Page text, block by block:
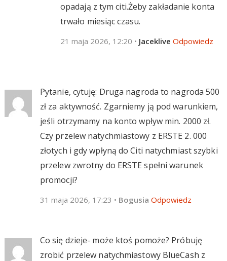
opadają z tym citi.Żeby zakładanie konta
trwało miesiąc czasu.
21 maja 2026, 12:20 • Jaceklive Odpowiedz
Pytanie, cytuję: Druga nagroda to nagroda 500
zł za aktywność. Zgarniemy ją pod warunkiem,
jeśli otrzymamy na konto wpływ min. 2000 zł.
Czy przelew natychmiastowy z ERSTE 2. 000
złotych i gdy wpłyną do Citi natychmiast szybki
przelew zwrotny do ERSTE spełni warunek
promocji?
31 maja 2026, 17:23 • Bogusia Odpowiedz
Co się dzieje- może ktoś pomoże? Próbuję
zrobić przelew natychmiastowy BlueCash z